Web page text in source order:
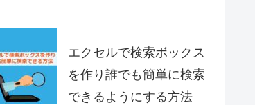
エクセルで検索ボックス
を作り誰でも簡単に検索
できるようにする方法